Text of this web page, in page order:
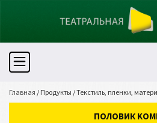
Главная / Продукты /Текстиль, пленки,
ПОЛОВИК